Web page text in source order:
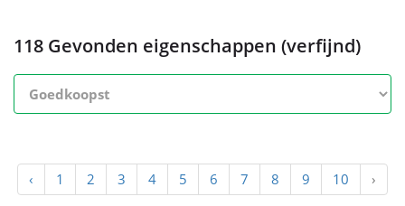
118 Gevonden eigenschappen (verfijnd)
‹ 1 2 3 4 5 6 7 8 9 10 ›